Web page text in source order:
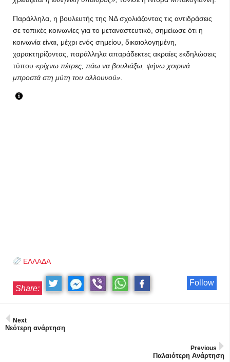
Παράλληλα, η βουλευτής της ΝΔ σχολιάζοντας τις αντιδράσεις
σε τοπικές κοινωνίες για το μεταναστευτικό, σημείωσε ότι η
κοινωνία είναι, μέχρι ενός σημείου, δικαιολογημένη,
χαρακτηρίζοντας, παράλληλα απαράδεκτες ακραίες εκδηλώσεις
τύπου «ρίχνω πέτρες, πάω να βουλιάξω, ψήνω χοιρινά
μπροστά στη μύτη του αλλουνού».
ΕΛΛΑΔΑ
Follow
Share:
Next
Νεότερη ανάρτηση
Previous
Παλαιότερη Ανάρτηση